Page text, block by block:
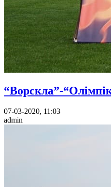
“Ворскла”-
07-03-2020, 11:03
admin